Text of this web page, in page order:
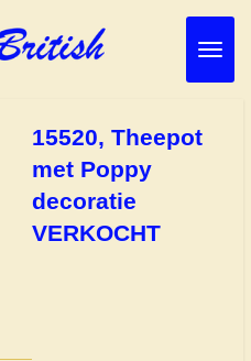
15520, Theepot
met Poppy
decoratie
VERKOCHT